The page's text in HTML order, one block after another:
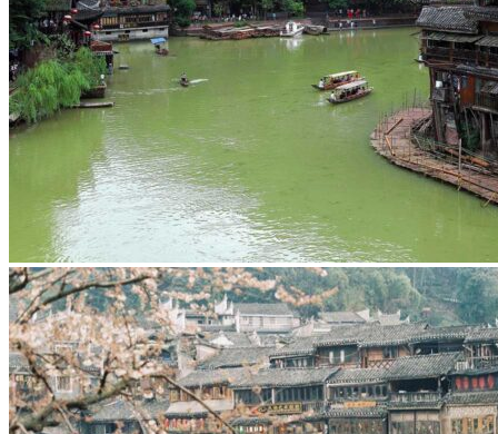
Automne
Hiver
Infos pratiques
Notre agence
Notre agence en Chine
Réseau Asian Roads
Garanties et engagements Asian Roads
Avis de nos voyageurs
Voyages d’affaires en Chine
Voyage scolaire et culturel en Chine
La Chine & ses secrets
Présentation de la Chine
Cuisines de Chine
Les Minorités Ethniques Chinoises
Fêtes traditionnelles & vacances en Chine
Les signes astrologiques Chinois
Les plus belles montagnes de Chine
Les plus belles balades de Chine
La Chine vue du ciel
Visiter la Chine pour voir le monde
Les langues en Chine : une étonnante diversité